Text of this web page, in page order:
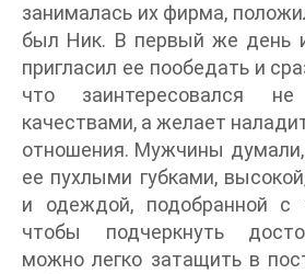
занималась их фирма,
был Ник. В первый же день
пригласил ее пообедать и
что заинтересовался
качествами, а желает
отношения. Мужчины
ее пухлыми губками,
и одеждой, подобранной с
чтобы подчеркнуть
можно легко затащить в